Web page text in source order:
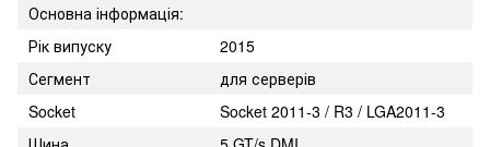
Основна інформація:
Рік випуску
2015
Сегмент
для серверів
Socket
Socket 2011-3 / R3 / LGA2011-3